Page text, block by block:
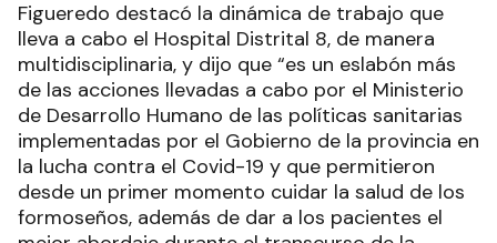
Figueredo destacó la dinámica de trabajo que
lleva a cabo el Hospital Distrital 8, de manera
multidisciplinaria, y dijo que “es un eslabón más
de las acciones llevadas a cabo por el Ministerio
de Desarrollo Humano de las políticas sanitarias
implementadas por el Gobierno de la provincia en
la lucha contra el Covid-19 y que permitieron
desde un primer momento cuidar la salud de los
formoseños, además de dar a los pacientes el